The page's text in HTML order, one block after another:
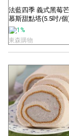
法藍四季 義式黑莓
慕斯甜點塔(5.5吋/個
1%
東森購物